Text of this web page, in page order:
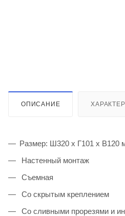
ОПИСАНИЕ
Размер: Ш320 х Г101 х В120
Настенный монтаж
Cъемная
Со скрытым креплением
Со сливными прорезями и